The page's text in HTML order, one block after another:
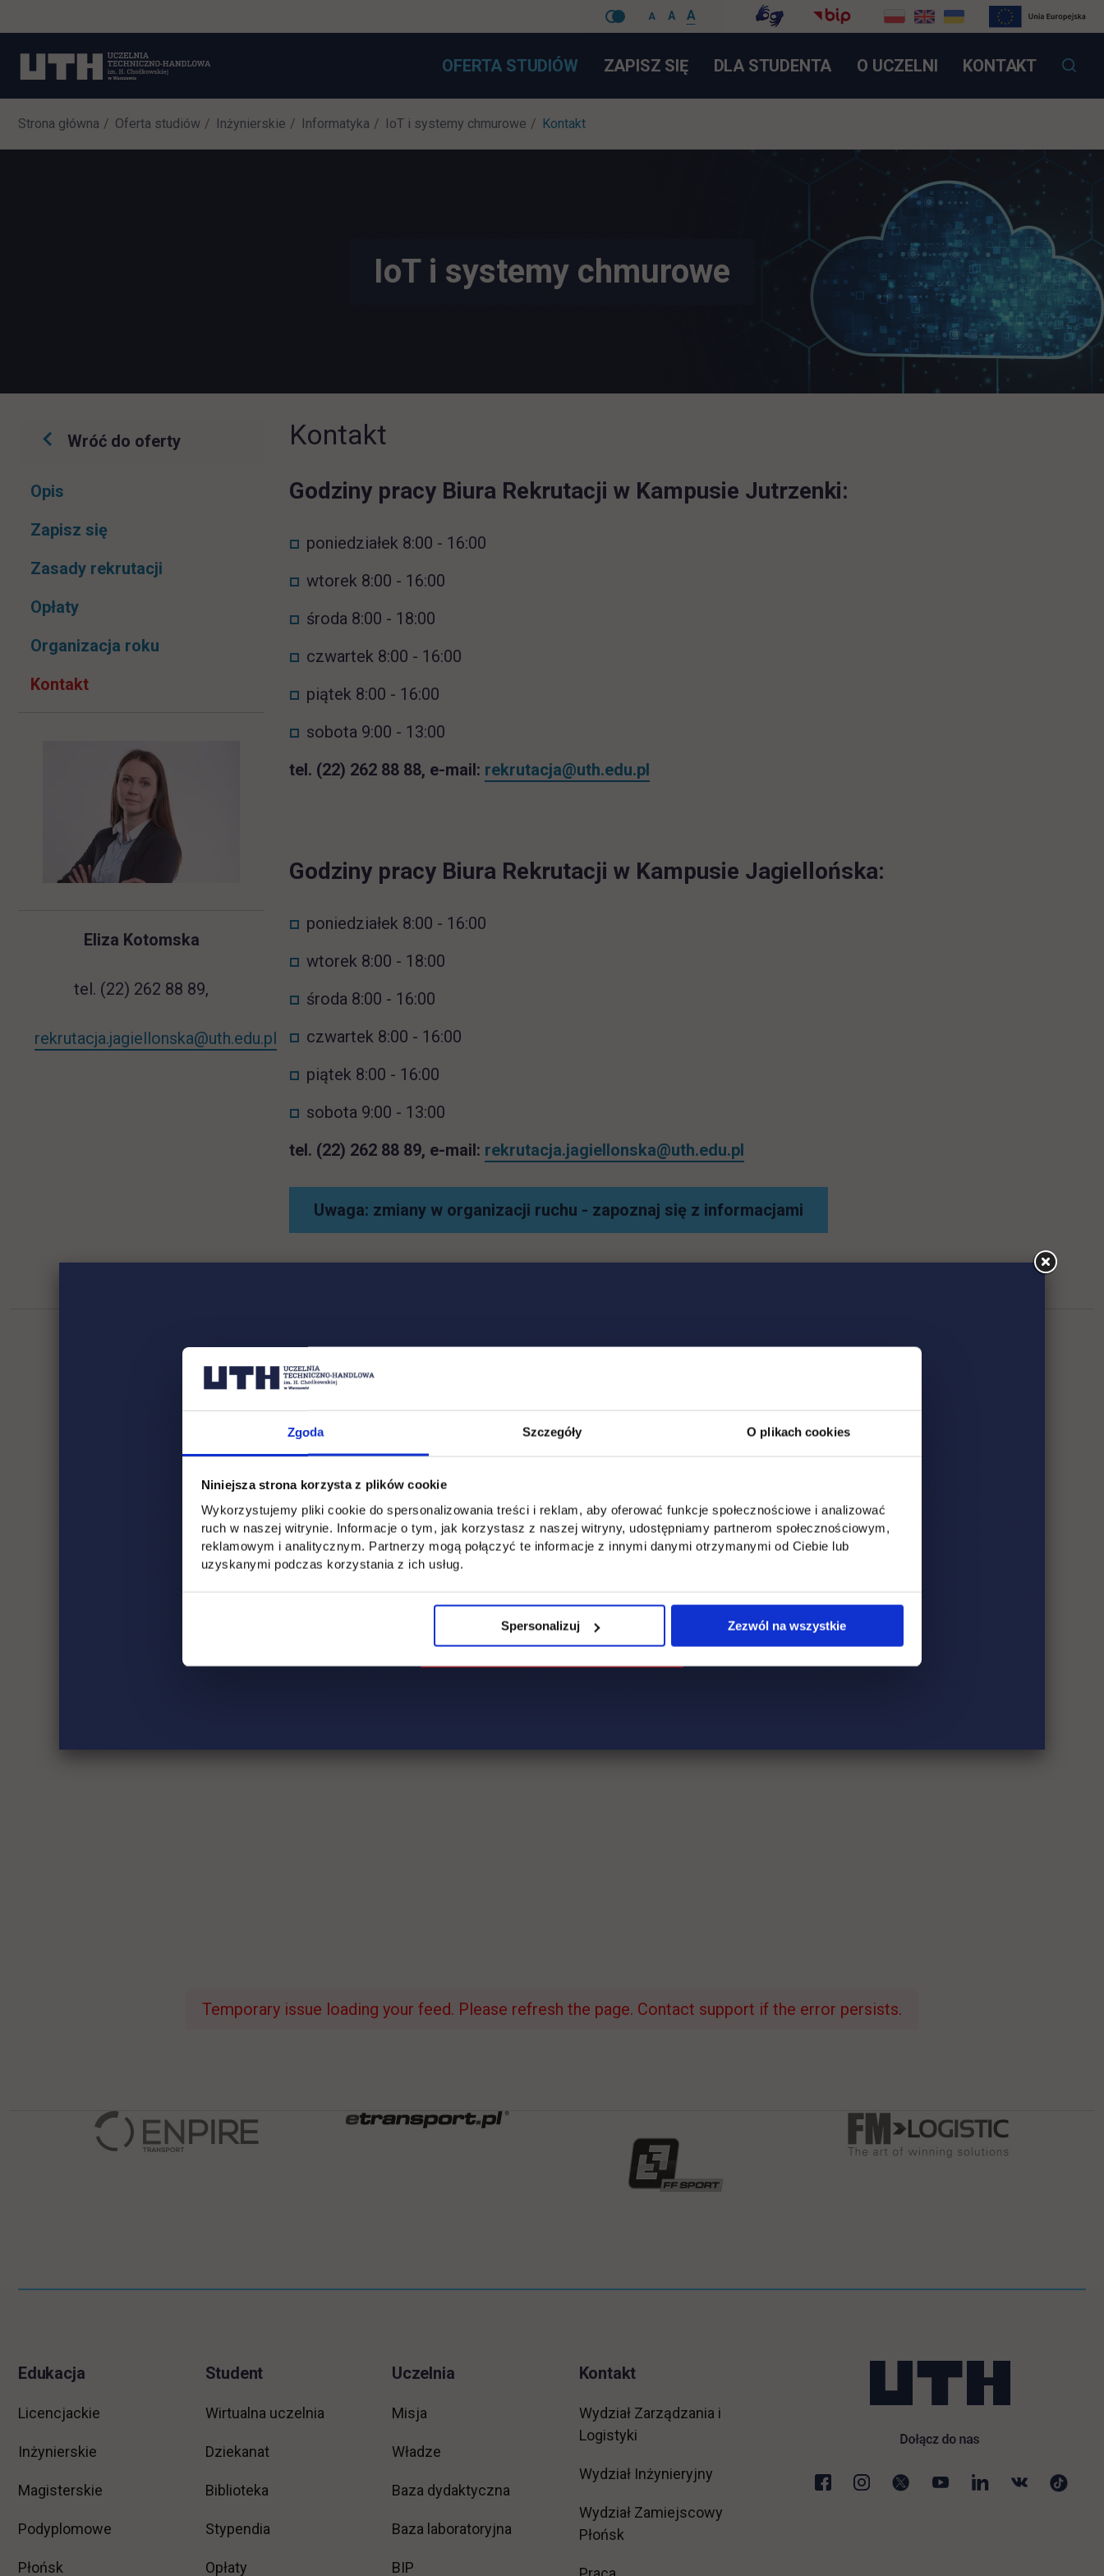
Zgoda Szczegóły O plikach cookies
Niniejsza strona korzysta z plików cookie
Wykorzystujemy pliki cookie do spersonalizowania treści i reklam, aby oferować funkcje społecznościowe i analizować
ruch w naszej witrynie. Informacje o tym, jak korzystasz z naszej witryny, udostępniamy partnerom społecznościowym,
reklamowym i analitycznym. Partnerzy mogą połączyć te informacje z innymi danymi otrzymanymi od Ciebie lub
uzyskanymi podczas korzystania z ich usług.
Spersonalizuj Zezwól na wszystkie
A A A
nawigacje
OFERTA STUDIÓW ZAPISZ SIĘLINK OTWIERA SIĘ W NOWEJ KARCIE
DLA STUDENTA O UCZELNI KONTAKT
Strona główna Oferta studiów Inżynierskie Informatyka IoT i systemy chmurowe Kontakt
IoT i systemy chmurowe
Wróć do oferty
Pomiń
Opis
Zapisz się
Zasady rekrutacji
Opłaty
Organizacja roku
Kontakt
Eliza Kotomska
tel. (22) 262 88 89,
rekrutacja.jagiellonska@uth.edu.pl
Kontakt
Godziny pracy Biura Rekrutacji w Kampusie Jutrzenki:
poniedziałek 8:00 - 16:00
wtorek 8:00 - 16:00
środa 8:00 - 18:00
czwartek 8:00 - 16:00
piątek 8:00 - 16:00
sobota 9:00 - 13:00
tel. (22) 262 88 88, e-mail: rekrutacja@uth.edu.pl
Godziny pracy Biura Rekrutacji w Kampusie Jagiellońska:
poniedziałek 8:00 - 16:00
wtorek 8:00 - 18:00
środa 8:00 - 16:00
czwartek 8:00 - 16:00
piątek 8:00 - 16:00
sobota 9:00 - 13:00
tel. (22) 262 88 89, e-mail: rekrutacja.jagiellonska@uth.edu.pl
Uwaga: zmiany w organizacji ruchu - zapoznaj się z informacjami
Social & media UTH
Filter network
All
Temporary issue loading your feed. Please refresh the page. Contact support if the error persists.
Edukacja
Licencjackie
Inżynierskie
Magisterskie
Podyplomowe
Płońsk
Student
Wirtualna uczelnia
Dziekanat
Biblioteka
Stypendia
Opłaty
Uczelnia
Misja
Władze
Baza dydaktyczna
Baza laboratoryjna
BIP link otwiera się w nowej karcie
Kontakt
Wydział Zarządzania i
Logistyki
Wydział Inżynieryjny
Wydział Zamiejscowy
Płońsk
link otwiera się w nowej karcie